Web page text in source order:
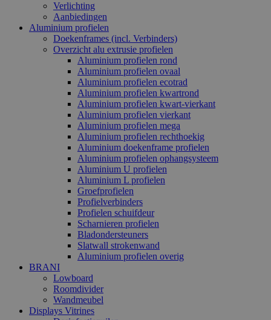
Verlichting
Aanbiedingen
Aluminium profielen
Doekenframes (incl. Verbinders)
Overzicht alu extrusie profielen
Aluminium profielen rond
Aluminium profielen ovaal
Aluminium profielen ecotrad
Aluminium profielen kwartrond
Aluminium profielen kwart-vierkant
Aluminium profielen vierkant
Aluminium profielen mega
Aluminium profielen rechthoekig
Aluminium doekenframe profielen
Aluminium profielen ophangsysteem
Aluminium U profielen
Aluminium L profielen
Groefprofielen
Profielverbinders
Profielen schuifdeur
Scharnieren profielen
Bladondersteuners
Slatwall strokenwand
Aluminium profielen overig
BRANI
Lowboard
Roomdivider
Wandmeubel
Displays Vitrines